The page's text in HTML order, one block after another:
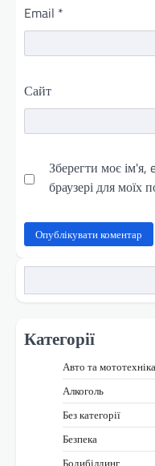
Email *
Сайт
Зберегти моє ім'я,
браузері для моїх
Категорії
Авто та мототехніка
Алкоголь
Без категорії
Безпека